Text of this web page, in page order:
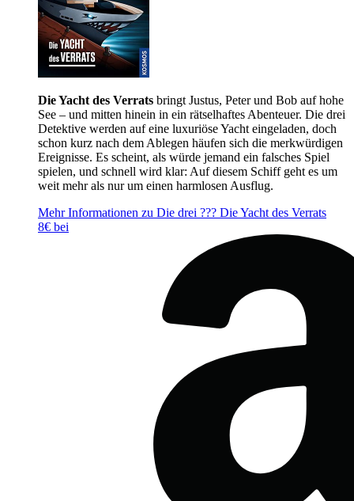
Die Yacht des Verrats bringt Justus, Peter und Bob auf hohe
See – und mitten hinein in ein rätselhaftes Abenteuer. Die drei
Detektive werden auf eine luxuriöse Yacht eingeladen, doch
schon kurz nach dem Ablegen häufen sich die merkwürdigen
Ereignisse. Es scheint, als würde jemand ein falsches Spiel
spielen, und schnell wird klar: Auf diesem Schiff geht es um
weit mehr als nur um einen harmlosen Ausflug.
Mehr Informationen zu Die drei ??? Die Yacht des Verrats
8€ bei